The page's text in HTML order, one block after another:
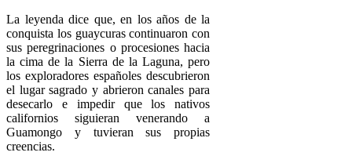
La leyenda dice que, en los años de la
conquista los guaycuras continuaron con
sus peregrinaciones o procesiones hacia
la cima de la Sierra de la Laguna, pero
los exploradores españoles descubrieron
el lugar sagrado y abrieron canales para
desecarlo e impedir que los nativos
californios siguieran venerando a
Guamongo y tuvieran sus propias
creencias.